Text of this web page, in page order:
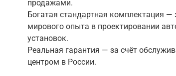
продажами.
Богатая стандартная комплектация —
мирового опыта в проектировании
установок.
Реальная гарантия — за счёт
центром в России.